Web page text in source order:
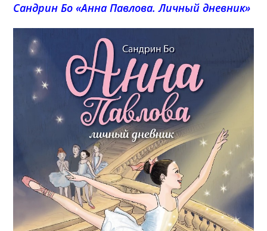
Сандрин Бо «Анна Павлова. Личный дневник»